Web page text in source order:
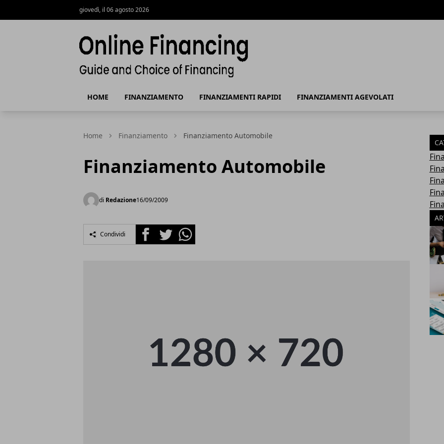
giovedì, il 06 agosto 2026
HOME FINANZIAMENTO FINANZIAMENTI RAPIDI FINANZIAMENTI AGEVOLATI
Home Finanziamento Finanziamento Automobile
Finanziamento Automobile
di Redazione16/09/2009
Condividi FacebookTwitterWhatsapp